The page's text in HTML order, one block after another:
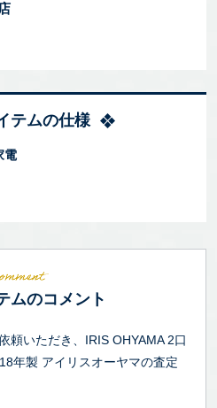
テムの仕様
電
ムのコメント
頼いただき、IRIS OHYAMA 2口
年製 アイリスオーヤマの査定